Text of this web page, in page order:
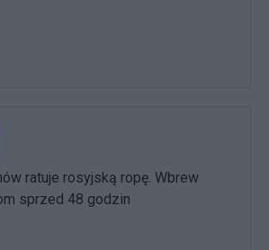
ratuje rosyjską ropę. Wbrew
sprzed 48 godzin